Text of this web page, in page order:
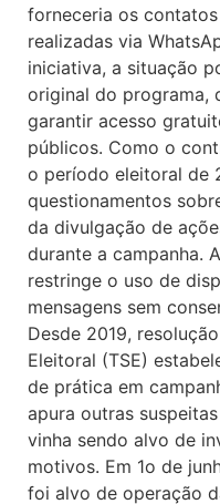
forneceria os
realizadas via
iniciativa, a situação
original do programa,
garantir acesso
públicos. Como o
o período eleitoral de
questionamentos
da divulgação de
durante a campanha.
restringe o uso de
mensagens sem
Desde 2019,
Eleitoral (TSE)
de prática em
apura outras
vinha sendo alvo de
motivos. Em 1o de
foi alvo de operação